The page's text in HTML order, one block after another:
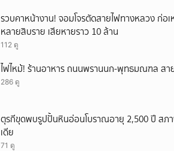
รวบคาหน้างาน! จอมโจรตัดสายไฟทางหลวง ก่อ
หลายสิบราย เสียหายราว 10 ล้าน
112 ดู
ไฟไหม้! ร้านอาหาร ถนนพรานนก-พุทธมณฑล สา
286 ดู
ตุรกีขุดพบรูปปั้นหินอ่อนโบราณอายุ 2,500 ปี สภ
เดีย
71 ดู